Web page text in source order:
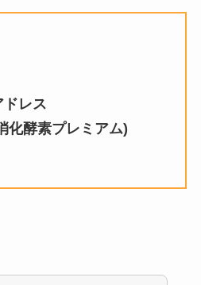
レス
化酵素プレミアム)